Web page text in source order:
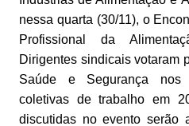
nessa quarta (30/11), o
Profissional da
Dirigentes sindicais votaram
Saúde e Segurança nos
coletivas de trabalho em
discutidas no evento serão